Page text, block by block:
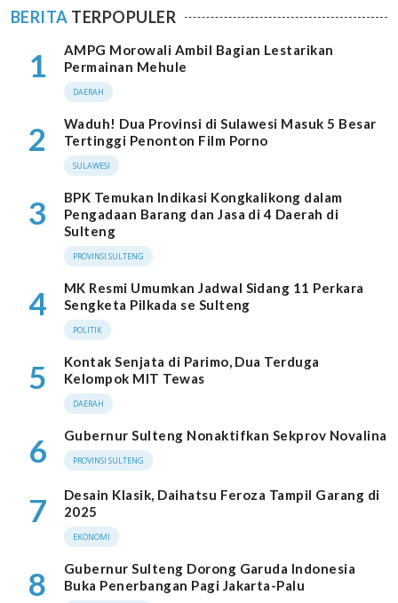
BERITA TERPOPULER
1
AMPG Morowali Ambil Bagian Lestarikan
Permainan Mehule
DAERAH
2
Waduh! Dua Provinsi di Sulawesi Masuk 5 Besar
Tertinggi Penonton Film Porno
SULAWESI
3
BPK Temukan Indikasi Kongkalikong dalam
Pengadaan Barang dan Jasa di 4 Daerah di
Sulteng
PROVINSI SULTENG
4
MK Resmi Umumkan Jadwal Sidang 11 Perkara
Sengketa Pilkada se Sulteng
POLITIK
5
Kontak Senjata di Parimo, Dua Terduga
Kelompok MIT Tewas
DAERAH
6 Gubernur Sulteng Nonaktifkan Sekprov Novalina
PROVINSI SULTENG
7
Desain Klasik, Daihatsu Feroza Tampil Garang di
2025
EKONOMI
8
Gubernur Sulteng Dorong Garuda Indonesia
Buka Penerbangan Pagi Jakarta-Palu